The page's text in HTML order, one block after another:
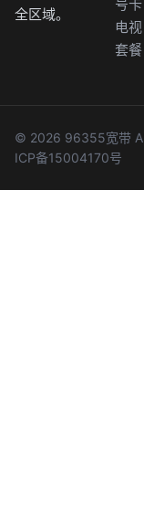
全区域。
号卡
电视
套餐
© 2026 96355宽带
ICP备15004170号